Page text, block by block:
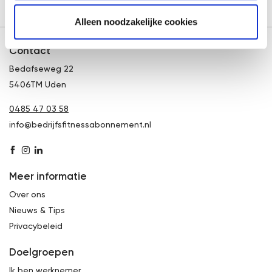
Alleen noodzakelijke cookies
Contact
Bedafseweg 22
5406TM Uden
0485 47 03 58
info@bedrijfsfitnessabonnement.nl
Meer informatie
Over ons
Nieuws & Tips
Privacybeleid
Doelgroepen